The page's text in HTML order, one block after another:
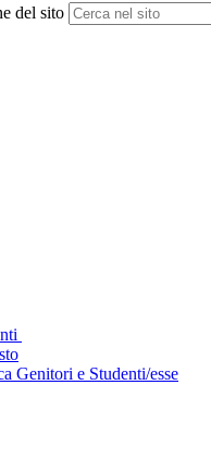
del sito
Genitori e Studenti/esse